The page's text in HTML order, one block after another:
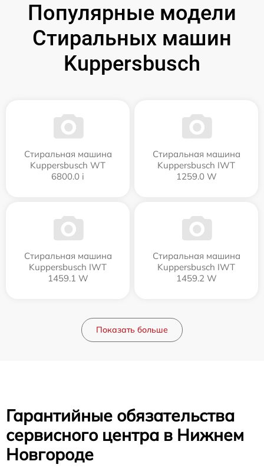
Популярные модели
Стиральных машин
Kuppersbusch
Стиральная машина
Kuppersbusch WT
6800.0 i
Стиральная машина
Kuppersbusch IWT
1259.0 W
Стиральная машина
Kuppersbusch IWT
1459.1 W
Стиральная машина
Kuppersbusch IWT
1459.2 W
Показать больше
Гарантийные обязательства
сервисного центра в Нижнем
Новгороде